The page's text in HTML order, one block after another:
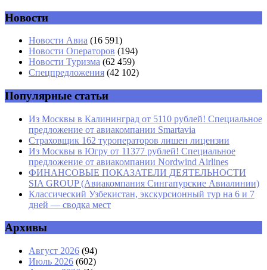
Имя *
Email*
Новости
Новости Авиа (16 591)
Новости Операторов (194)
Новости Туризма (62 459)
Спецпредложения (42 102)
Популярные статьи
Из Москвы в Калининград от 5110 рублей! Специальное
предложение от авиакомпании Smartavia
Страховщик 162 туроператоров лишен лицензии
Из Москвы в Югру от 11377 рублей! Специальное
предложение от авиакомпании Nordwind Airlines
ФИНАНСОВЫЕ ПОКАЗАТЕЛИ ДЕЯТЕЛЬНОСТИ
SIA GROUP (Авиакомпания Сингапурские Авиалинии)
Классический Узбекистан, экскурсионный тур на 6 и 7
дней — сводка мест
Архивы
Август 2026 (94)
Июль 2026 (602)